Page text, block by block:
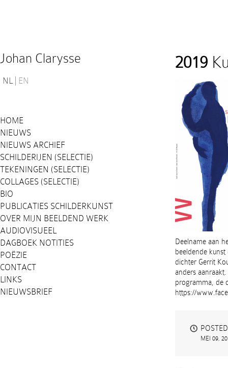
Johan Clarysse
NL EN
HOME
NIEUWS
NIEUWS ARCHIEF
SCHILDERIJEN (SELECTIE)
TEKENINGEN (SELECTIE)
COLLAGES (SELECTIE)
BIO
PUBLICATIES SCHILDERKUNST
OVER MIJN BEELDEND WERK
AUDIOVISUEEL
DAGBOEK NOTITIES
POËZIE
CONTACT
LINKS
NIEUWSBRIEF
2019
Deelname aan
beeldende
dichter Gerrit
anders
programma, de
https://
MEI 09,